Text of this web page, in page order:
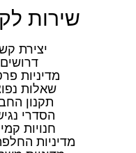
שירות
יצירת
דרושים
מדיניות
שאלות
תקנון
הסדרי
חנויות
מדיניות